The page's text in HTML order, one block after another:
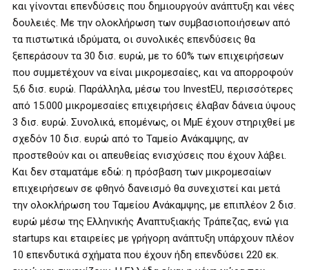
και γίνονται επενδύσεις που δημιουργούν ανάπτυξη και νέες
δουλειές. Με την ολοκλήρωση των συμβασιοποιήσεων από
τα πιστωτικά ιδρύματα, οι συνολικές επενδύσεις θα
ξεπεράσουν τα 30 δισ. ευρώ, με το 60% των επιχειρήσεων
που συμμετέχουν να είναι μικρομεσαίες, και να απορροφούν
5,6 δισ. ευρώ. Παράλληλα, μέσω του InvestEU, περισσότερες
από 15.000 μικρομεσαίες επιχειρήσεις έλαβαν δάνεια ύψους
3 δισ. ευρώ. Συνολικά, επομένως, οι ΜμΕ έχουν στηριχθεί με
σχεδόν 10 δισ. ευρώ από το Ταμείο Ανάκαμψης, αν
προστεθούν και οι απευθείας ενισχύσεις που έχουν λάβει.
Και δεν σταματάμε εδώ: η πρόσβαση των μικρομεσαίων
επιχειρήσεων σε φθηνό δανεισμό θα συνεχιστεί και μετά
την ολοκλήρωση του Ταμείου Ανάκαμψης, με επιπλέον 2 δισ.
ευρώ μέσω της Ελληνικής Αναπτυξιακής Τράπεζας, ενώ για
startups και εταιρείες με γρήγορη ανάπτυξη υπάρχουν πλέον
10 επενδυτικά σχήματα που έχουν ήδη επενδύσει 220 εκ.